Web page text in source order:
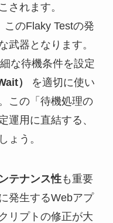
されます。
このFlaky Testの発
武器となります。
な待機条件を設定
）
を適切に使い
この「待機処理の
運用に直結する、
ょう。
テナンス性も重要
発生するWebアプ
リプトの修正が大